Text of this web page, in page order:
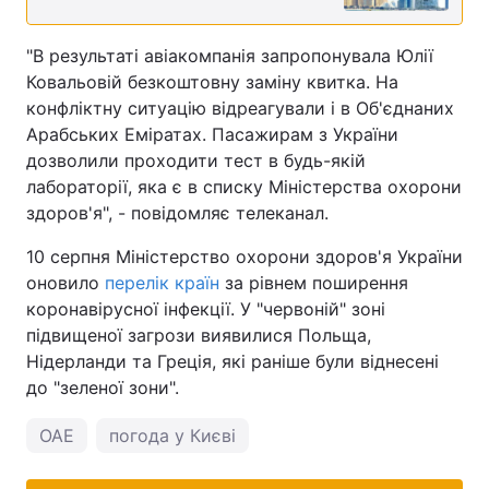
"В результаті авіакомпанія запропонувала Юлії
Ковальовій безкоштовну заміну квитка. На
конфліктну ситуацію відреагували і в Об'єднаних
Арабських Еміратах. Пасажирам з України
дозволили проходити тест в будь-якій
лабораторії, яка є в списку Міністерства охорони
здоров'я", - повідомляє телеканал.
10 серпня Міністерство охорони здоров'я України
оновило перелік країн за рівнем поширення
коронавірусної інфекції. У "червоній" зоні
підвищеної загрози виявилися Польща,
Нідерланди та Греція, які раніше були віднесені
до "зеленої зони".
ОАЕ погода у Києві